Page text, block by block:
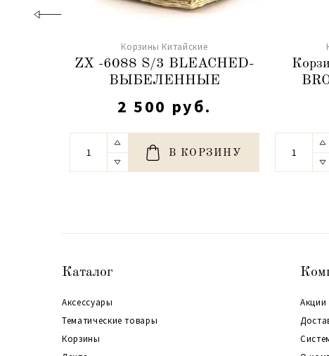
Корзины Китайские
ZX -6088 S/3 BLEACHED-
ВЫБЕЛЕННЫЕ
2 500 руб.
В КОРЗИНУ
Каталог
Аксессуары
Тематические товары
Корзины
Акции